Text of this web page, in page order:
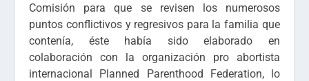
Comisión para que se revisen los numerosos
puntos conflictivos y regresivos para la familia que
contenía, éste había sido elaborado en
colaboración con la organización pro abortista
internacional Planned Parenthood Federation, lo